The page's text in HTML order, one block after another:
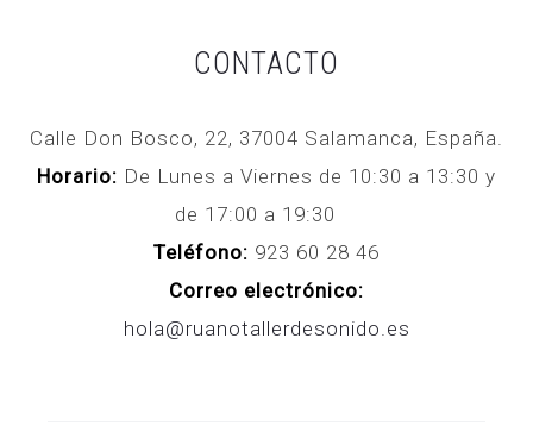
CONTACTO
Calle Don Bosco, 22, 37004 Salamanca, España.
Horario: De Lunes a Viernes de 10:30 a 13:30 y
de 17:00 a 19:30
Teléfono: 923 60 28 46
Correo electrónico:
hola@ruanotallerdesonido.es